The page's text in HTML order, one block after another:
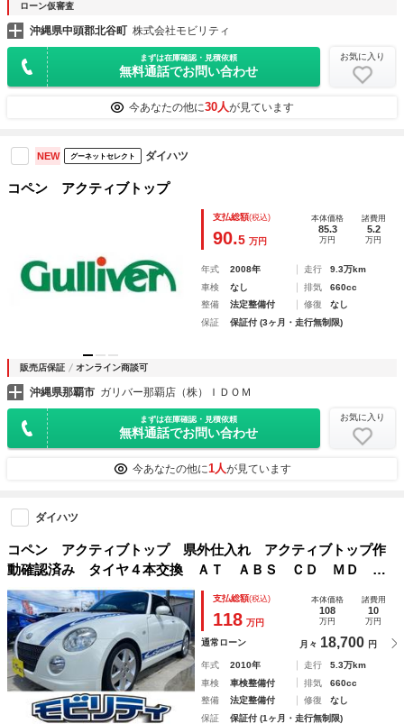
ローン仮審査
沖縄県中頭郡北谷町 株式会社モビリティ
まずは在庫確認・見積依頼
無料通話でお問い合わせ
お気に入り
今あなたの他に30人が見ています
NEW グーネットセレクト ダイハツ
コペン アクティブトップ
支払総額(税込)
90.5 万円
本体価格
85.3
万円
諸費用
5.2
万円
年式 2008年 走行
9.3万km
車検
なし 排気
660cc
整備
法定整備付 修復
なし
保証
保証付 (3ヶ月・走行無制限)
販売店保証 オンライン商談可
沖縄県那覇市 ガリバー那覇店（株）ＩＤＯＭ
まずは在庫確認・見積依頼
無料通話でお問い合わせ
お気に入り
今あなたの他に1人が見ています
ダイハツ
コペン アクティブトップ 県外仕入れ アクティブトップ作
動確認済み タイヤ４本交換 ＡＴ ＡＢＳ ＣＤ ＭＤ ア
ルミホイール 衝突安全ボディ エアコン パワーステアリン
グ パワーウィンドウ
支払総額(税込)
118 万円
本体価格
108
万円
諸費用
10
万円
通常ローン 月々 18,700 円
年式 2010年 走行
5.3万km
車検
車検整備付 排気
660cc
整備
法定整備付 修復
なし
保証
保証付 (1ヶ月・走行無制限)